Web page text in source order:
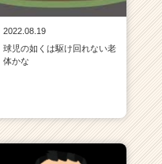
2022.08.19
球児の如くは駆け回れない老
体かな